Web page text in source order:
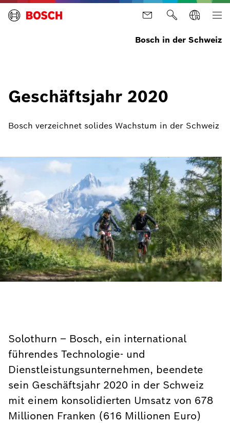
Bosch in der Schweiz
Geschäftsjahr 2020
Bosch verzeichnet solides Wachstum in der Schweiz
Solothurn – Bosch, ein international
führendes Technologie- und
Dienstleistungsunternehmen, beendete
sein Geschäftsjahr 2020 in der Schweiz
mit einem konsolidierten Umsatz von 678
Millionen Franken (616 Millionen Euro)